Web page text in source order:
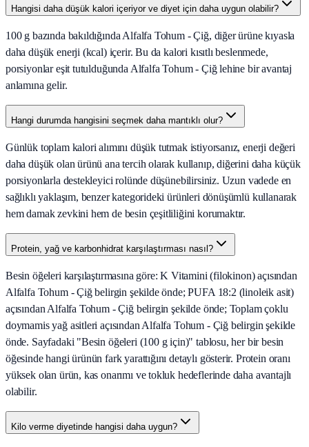
Hangisi daha düşük kalori içeriyor ve diyet için daha uygun olabilir?
100 g bazında bakıldığında Alfalfa Tohum - Çiğ, diğer ürüne kıyasla
daha düşük enerji (kcal) içerir. Bu da kalori kısıtlı beslenmede,
porsiyonlar eşit tutulduğunda Alfalfa Tohum - Çiğ lehine bir avantaj
anlamına gelir.
Hangi durumda hangisini seçmek daha mantıklı olur?
Günlük toplam kalori alımını düşük tutmak istiyorsanız, enerji değeri
daha düşük olan ürünü ana tercih olarak kullanıp, diğerini daha küçük
porsiyonlarla destekleyici rolünde düşünebilirsiniz. Uzun vadede en
sağlıklı yaklaşım, benzer kategorideki ürünleri dönüşümlü kullanarak
hem damak zevkini hem de besin çeşitliliğini korumaktır.
Protein, yağ ve karbonhidrat karşılaştırması nasıl?
Besin öğeleri karşılaştırmasına göre: K Vitamini (filokinon) açısından
Alfalfa Tohum - Çiğ belirgin şekilde önde; PUFA 18:2 (linoleik asit)
açısından Alfalfa Tohum - Çiğ belirgin şekilde önde; Toplam çoklu
doymamis yağ asitleri açısından Alfalfa Tohum - Çiğ belirgin şekilde
önde. Sayfadaki "Besin öğeleri (100 g için)" tablosu, her bir besin
öğesinde hangi ürünün fark yarattığını detaylı gösterir. Protein oranı
yüksek olan ürün, kas onarımı ve tokluk hedeflerinde daha avantajlı
olabilir.
Kilo verme diyetinde hangisi daha uygun?